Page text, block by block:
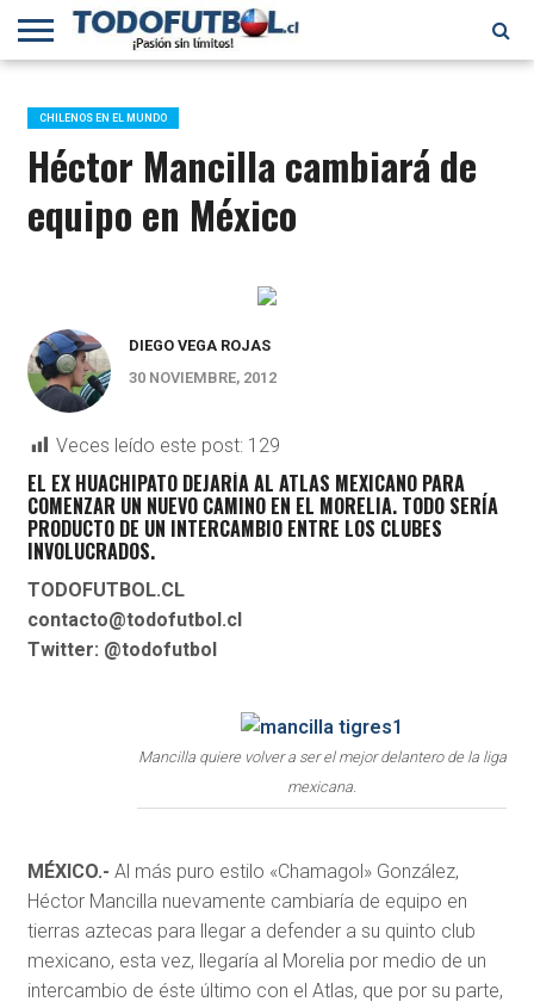
PRIMERA
B
SELECCIÓN
CHILENA
CHILENOS
EN EL
MUNDO
FÚTBOL
INTERNACIONAL
CHILENOS EN EL MUNDO
Héctor Mancilla cambiará de
equipo en México
DIEGO VEGA ROJAS
30 NOVIEMBRE, 2012
Veces leído este post: 129
EL EX HUACHIPATO DEJARÍA AL ATLAS MEXICANO PARA
COMENZAR UN NUEVO CAMINO EN EL MORELIA. TODO SERÍA
PRODUCTO DE UN INTERCAMBIO ENTRE LOS CLUBES
INVOLUCRADOS.
TODOFUTBOL.CL
contacto@todofutbol.cl
Twitter: @todofutbol
Mancilla quiere volver a ser el mejor delantero de la liga
mexicana.
MÉXICO.- Al más puro estilo «Chamagol» González,
Héctor Mancilla nuevamente cambiaría de equipo en
tierras aztecas para llegar a defender a su quinto club
mexicano, esta vez, llegaría al Morelia por medio de un
intercambio de éste último con el Atlas, que por su parte,